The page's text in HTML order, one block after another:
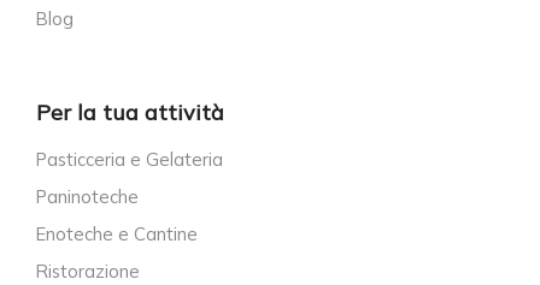
Blog
Per la tua attività
Pasticceria e Gelateria
Paninoteche
Enoteche e Cantine
Ristorazione